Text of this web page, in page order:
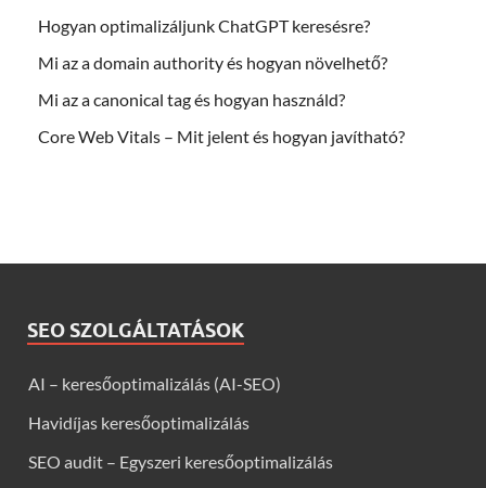
Hogyan optimalizáljunk ChatGPT keresésre?
Mi az a domain authority és hogyan növelhető?
Mi az a canonical tag és hogyan használd?
Core Web Vitals – Mit jelent és hogyan javítható?
SEO SZOLGÁLTATÁSOK
AI – keresőoptimalizálás (AI-SEO)
Havidíjas keresőoptimalizálás
SEO audit – Egyszeri keresőoptimalizálás